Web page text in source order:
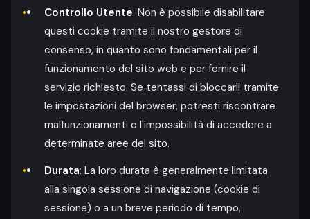
Controllo Utente: Non è possibile disabilitare
questi cookie tramite il nostro gestore di
consenso, in quanto sono fondamentali per il
funzionamento del sito web e per fornire il
servizio richiesto. Se tentassi di bloccarli tramite
le impostazioni del browser, potresti riscontrare
malfunzionamenti o l'impossibilità di accedere a
determinate aree del sito.
Durata: La loro durata è generalmente limitata
alla singola sessione di navigazione (cookie di
sessione) o a un breve periodo di tempo,